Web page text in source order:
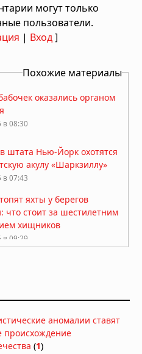
могут только
пользователи.
| Вход]
Похожие материалы
оказались органом
в 08:30
штата Нью-Йорк охотятся
акулу «Шаркзиллу»
в 07:43
яхты у берегов
что стоит за шестилетним
хищников
в 09:29
возрастом 23
лет переписывает
хищников
аномалии ставят
происхождение
(1)